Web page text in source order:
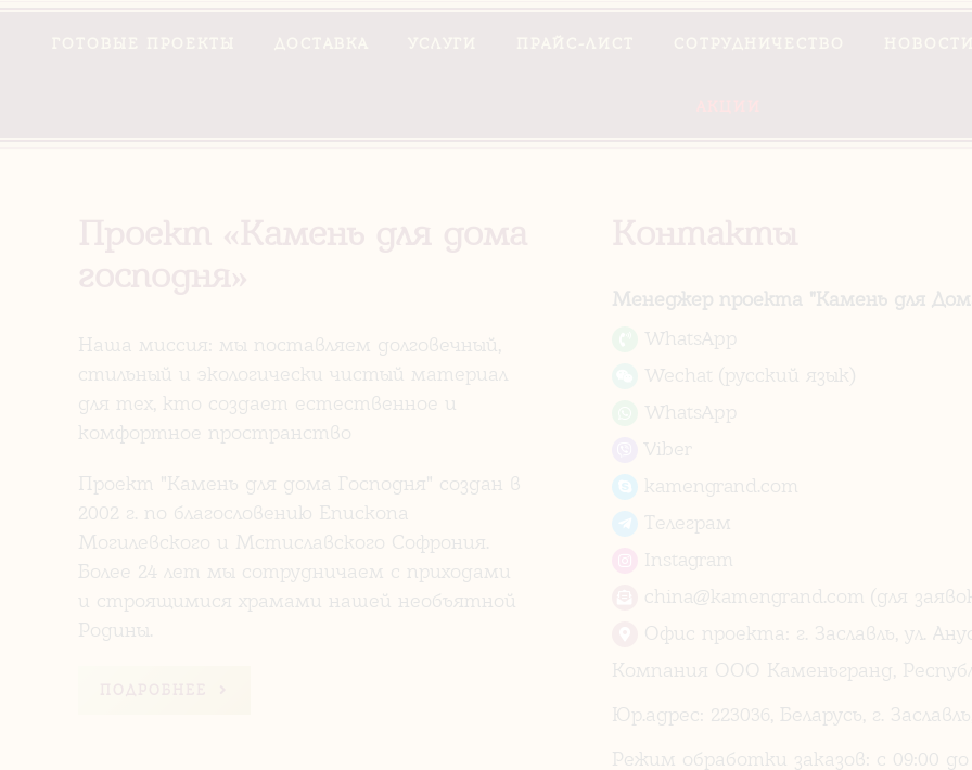
Наша миссия: мы поставляем долговечный,
стильный и экологически чистый материал
для тех, кто создает естественное и
комфортное пространство
Проект "Камень для дома Господня" создан в
2002 г. по благословению Епископа
Могилевского и Мстиславского Софрония.
Более 24 лет мы сотрудничаем с приходами
и строящимися храмами нашей необъятной
Родины.
Менеджер проекта "Камень для
WhatsApp
Wechat (русский язык)
WhatsApp
Viber
kamengrand.com
Телеграм
Instagram
china@kamengrand.com (для
Офис проекта: г. Заславль, ул.
Компания ООО Каменьгранд,
Юр.адрес: 223036, Беларусь, г.
Режим обработки заказов: с 09:00